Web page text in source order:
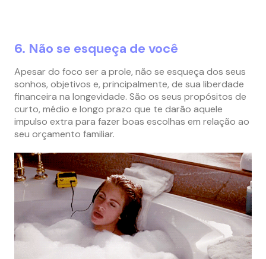
6. Não se esqueça de você
Apesar do foco ser a prole, não se esqueça dos seus
sonhos, objetivos e, principalmente, de sua liberdade
financeira na longevidade. São os seus propósitos de
curto, médio e longo prazo que te darão aquele
impulso extra para fazer boas escolhas em relação ao
seu orçamento familiar.